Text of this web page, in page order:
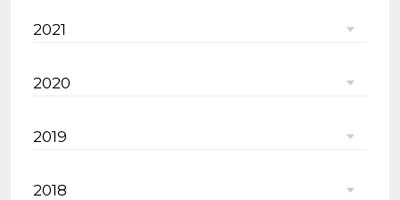
2021
2020
2019
2018